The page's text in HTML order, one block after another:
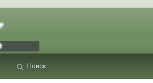
Поиск